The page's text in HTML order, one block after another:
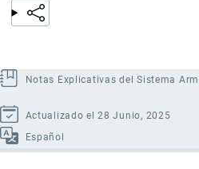
Notas Explicativas del Sistema
Actualizado el 28 Junio, 2025
Español